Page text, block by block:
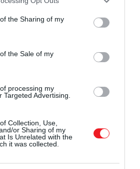
or usage behaviour. You may click to
to Google and its third-party tags to
specified purposes in below Google
the Sharing of my
the Sale of my
processing my
Targeted Advertising.
Collection, Use,
or Sharing of my
Is Unrelated with the
it was collected.